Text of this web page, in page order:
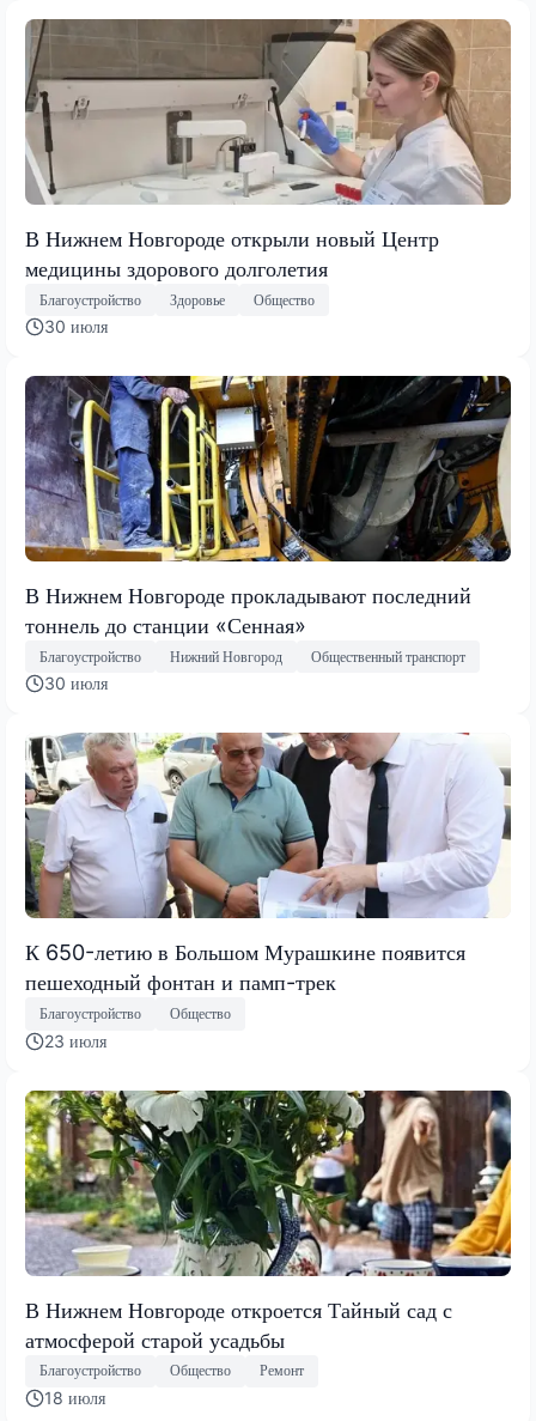
В Нижнем Новгороде открыли новый Центр
медицины здорового долголетия
Благоустройство Здоровье Общество
30 июля
В Нижнем Новгороде прокладывают последний
тоннель до станции «Сенная»
Благоустройство Нижний Новгород Общественный транспорт
30 июля
К 650-летию в Большом Мурашкине появится
пешеходный фонтан и памп-трек
Благоустройство Общество
23 июля
В Нижнем Новгороде откроется Тайный сад с
атмосферой старой усадьбы
Благоустройство Общество Ремонт
18 июля